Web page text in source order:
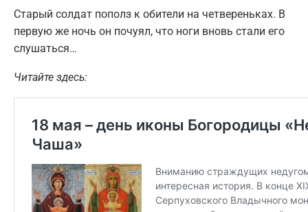
Старый солдат пополз к обители на четвереньках. В
первую же ночь он почуял, что ноги вновь стали его
слушаться…
Читайте здесь: